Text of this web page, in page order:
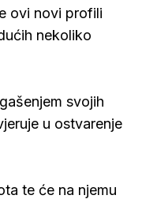
ovi novi profili
nekoliko
svojih
u ostvarenje
te će na njemu